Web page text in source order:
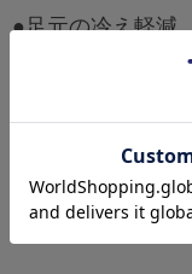
●足元の冷え軽減
独立気泡構造で
くる冷気を遮り
●高いクッション
クッション性を
し、足腰への負